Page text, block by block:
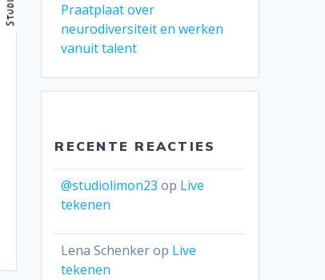
Praatplaat over
neurodiversiteit en werken
vanuit talent
RECENTE REACTIES
@studiolimon23 op Live
tekenen
Lena Schenkerop Live
tekenen